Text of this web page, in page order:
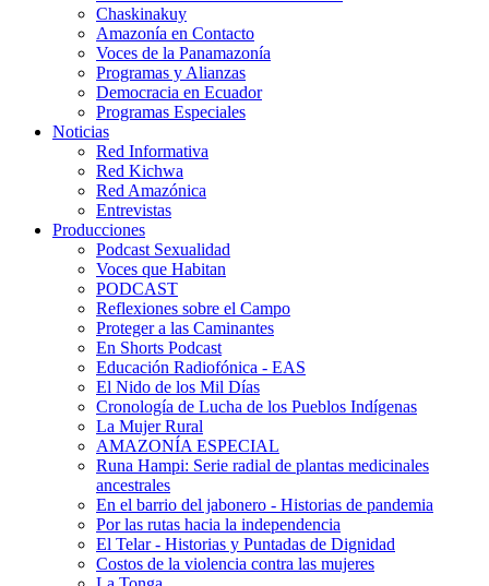
Chaskinakuy
Amazonía en Contacto
Voces de la Panamazonía
Programas y Alianzas
Democracia en Ecuador
Programas Especiales
Noticias
Red Informativa
Red Kichwa
Red Amazónica
Entrevistas
Producciones
Podcast Sexualidad
Voces que Habitan
PODCAST
Reflexiones sobre el Campo
Proteger a las Caminantes
En Shorts Podcast
Educación Radiofónica - EAS
El Nido de los Mil Días
Cronología de Lucha de los Pueblos Indígenas
La Mujer Rural
AMAZONÍA ESPECIAL
Runa Hampi: Serie radial de plantas medicinales
ancestrales
En el barrio del jabonero - Historias de pandemia
Por las rutas hacia la independencia
El Telar - Historias y Puntadas de Dignidad
Costos de la violencia contra las mujeres